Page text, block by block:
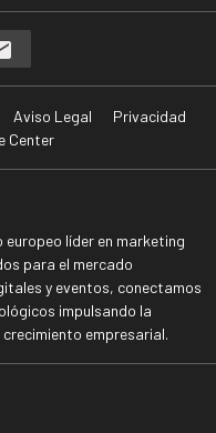
Aviso Legal
Privacidad
Center
europeo líder en marketing
para el mercado
y eventos, conectamos
impulsando la
empresarial.